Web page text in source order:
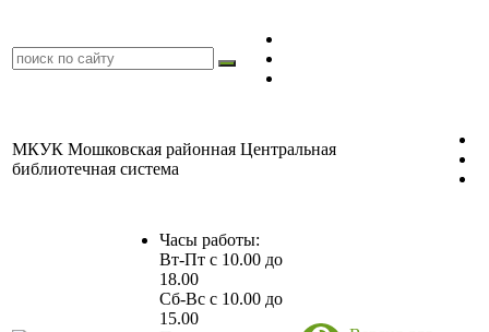
МКУК Мошковская районная Центральная
библиотечная система
Часы работы:
Вт-Пт с 10.00 до
18.00
Сб-Вс с 10.00 до
15.00